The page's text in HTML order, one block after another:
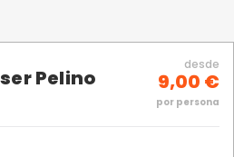
Pelino
desde
9,00 €
por persona